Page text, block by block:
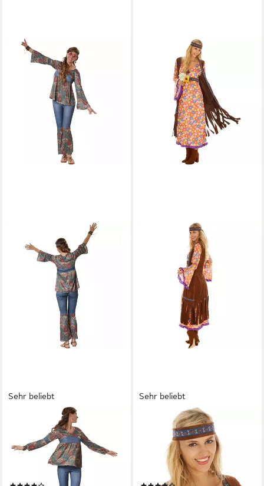
Sehr beliebt
DRESSFORFUN
Hippie-Kostüm
Blumenkind/Friedensfreund,
Gr. L, Outfit in Jeans- und, in
bunt, Stirnband mit
Sehr beliebt
DRESSFORFUN
Hippie-Kostüm Blumenkind,
auch Friedensfreund, in bunt,
Gr. XL, Inkl. Haarband,
Blumenmuster im Retrolook